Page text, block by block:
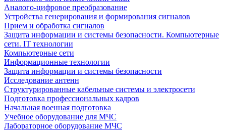
Аналого-цифровое преобразование
Устройства генерирования и формирования сигналов
Прием и обработка сигналов
Защита информации и системы безопасности. Компьютерные
сети. IT технологии
Компьютерные сети
Информационные технологии
Защита информации и системы безопасности
Исследование антенн
Структурированные кабельные системы и электросети
Подготовка профессиональных кадров
Начальная военная подготовка
Учебное оборудование для МЧС
Лабораторное оборудование МЧС